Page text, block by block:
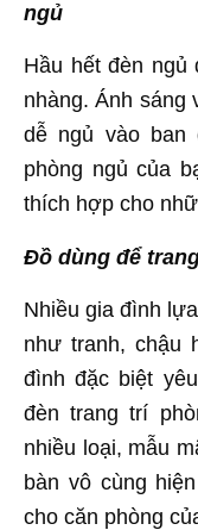
ngủ
Hầu hết đèn
nhàng. Ánh sáng
dễ ngủ vào ban
phòng ngủ của
thích hợp cho
Đồ dùng để
Nhiều gia đình
như tranh, chậu
đình đặc biệt
đèn trang trí
nhiều loại, mẫu
bàn vô cùng
cho căn phòng